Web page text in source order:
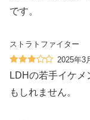
です。
ストラトファイター
2025年3
LDHの若手イケ
もしれません。